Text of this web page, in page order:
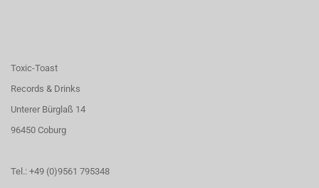
Toxic-Toast
Records & Drinks
Unterer Bürglaß 14
96450 Coburg
Tel.: +49 (0)9561 795348